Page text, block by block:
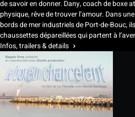
de savoir en donner. Dany, coach de boxe
physique, rêve de trouver l’amour. Dans
bords de mer industriels de Port-de-Bouc,
chaussettes dépareillées qui partent à
Infos, trailers & details